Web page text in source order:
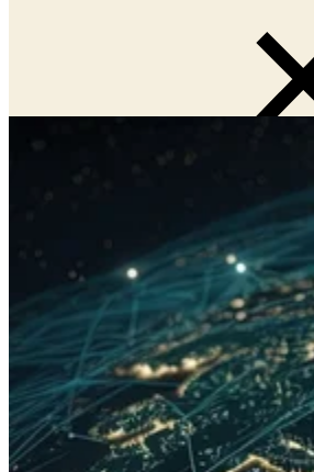
Close Submenu
Présentation des
immunitaire
Cytométrie en flux
Phénotypage
Epiontis ID
ELISpot et